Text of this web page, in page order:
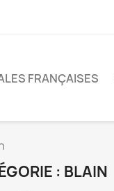
FRANÇAISES
: BLAIN